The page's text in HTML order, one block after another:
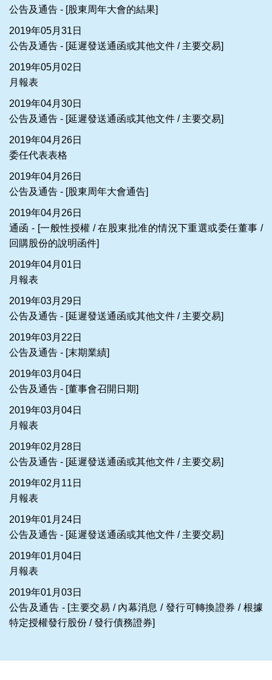
公告及通告 - [股東周年大會的結果]
2019年05月31日
公告及通告 - [延遲發送通函或其他文件 / 主要交易]
2019年05月02日
月報表
2019年04月30日
公告及通告 - [延遲發送通函或其他文件 / 主要交易]
2019年04月26日
委任代表表格
2019年04月26日
公告及通告 - [股東周年大會通告]
2019年04月26日
通函 - [一般性授權 / 在股東批准的情況下重選或委任董事 /
回購股份的說明函件]
2019年04月01日
月報表
2019年03月29日
公告及通告 - [延遲發送通函或其他文件 / 主要交易]
2019年03月22日
公告及通告 - [末期業績]
2019年03月04日
公告及通告 - [董事會召開日期]
2019年03月04日
月報表
2019年02月28日
公告及通告 - [延遲發送通函或其他文件 / 主要交易]
2019年02月11日
月報表
2019年01月24日
公告及通告 - [延遲發送通函或其他文件 / 主要交易]
2019年01月04日
月報表
2019年01月03日
公告及通告 - [主要交易 / 內幕消息 / 發行可轉換證券 / 根據
特定授權發行股份 / 發行債務證券]